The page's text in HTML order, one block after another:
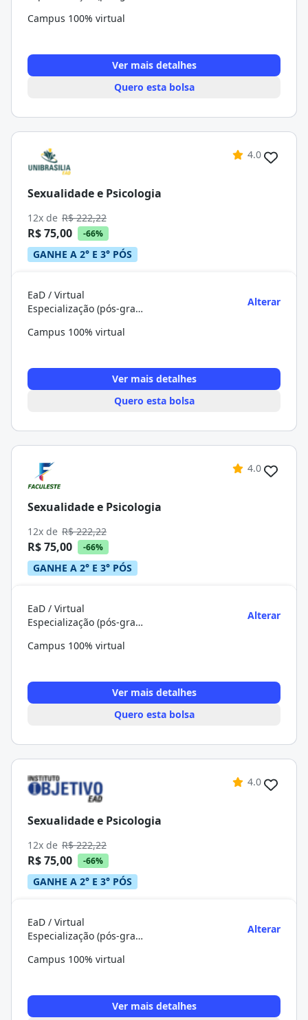
Campus 100% virtual
Ver mais detalhes
Quero esta bolsa
4.0
Sexualidade e Psicologia
12x de R$ 222,22
R$ 75,00 -66%
GANHE A 2° E 3° PÓS
EaD / Virtual
Especialização (pós-graduação)
Alterar
Campus 100% virtual
Ver mais detalhes
Quero esta bolsa
4.0
Sexualidade e Psicologia
12x de R$ 222,22
R$ 75,00 -66%
GANHE A 2° E 3° PÓS
EaD / Virtual
Especialização (pós-graduação)
Alterar
Campus 100% virtual
Ver mais detalhes
Quero esta bolsa
4.0
Sexualidade e Psicologia
12x de R$ 222,22
R$ 75,00 -66%
GANHE A 2° E 3° PÓS
EaD / Virtual
Especialização (pós-graduação)
Alterar
Campus 100% virtual
Ver mais detalhes